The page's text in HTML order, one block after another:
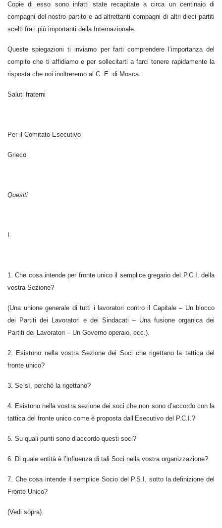
Copie di esso sono infatti state recapitate a circa un centinaio di
compagni del nostro partito e ad altrettanti compagni di altri dieci partiti
scelti fra i più importanti della Internazionale.
Queste spiegazioni ti inviamo per farti comprendere l’importanza del
compito che ti affidiamo e per sollecitarti a farci tenere rapidamente la
risposta che noi inoltreremo al C. E. di Mosca.
Saluti fraterni
Per il Comitato Esecutivo
Grieco
Quesiti
I.
1. Che cosa intende per fronte unico il semplice gregario del P.C.I. della
vostra Sezione?
(Una unione generale di tutti i lavoratori contro il Capitale – Un blocco
dei Partiti dei Lavoratori e dei Sindacati – Una fusione organica dei
Partiti dei Lavoratori – Un Governo operaio, ecc.).
2. Esistono nella vostra Sezione dei Soci che rigettano la tattica del
fronte unico?
3. Se sì, perché la rigettano?
4. Esistono nella vostra sezione dei soci che non sono d’accordo con la
tattica del fronte unico come è proposta dall’Esecutivo del P.C.I.?
5. Su quali punti sono d’accordo questi soci?
6. Di quale entità è l’influenza di tali Soci nella vostra organizzazione?
7. Che cosa intende il semplice Socio del P.S.I. sotto la definizione del
Fronte Unico?
(Vedi sopra).